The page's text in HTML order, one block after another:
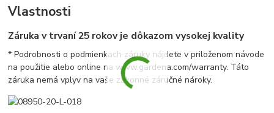
Vlastnosti
Záruka v trvaní 25 rokov je dôkazom vysokej kvality
* Podrobnosti o podmienkach záruky nájdete v priloženom návode
na použitie alebo online na www.gardena.com/warranty. Táto
záruka nemá vplyv na vaše zákonné záručné nároky.